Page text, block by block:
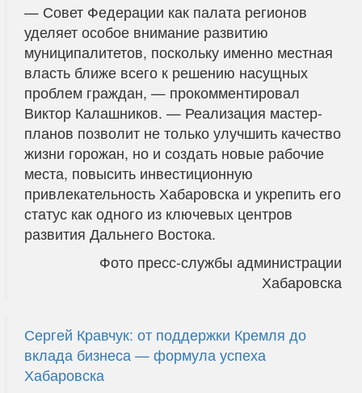
— Совет Федерации как палата регионов
уделяет особое внимание развитию
муниципалитетов, поскольку именно местная
власть ближе всего к решению насущных
проблем граждан, — прокомментировал
Виктор Калашников. — Реализация мастер-
планов позволит не только улучшить качество
жизни горожан, но и создать новые рабочие
места, повысить инвестиционную
привлекательность Хабаровска и укрепить его
статус как одного из ключевых центров
развития Дальнего Востока.
Фото пресс-службы администрации
Хабаровска
Сергей Кравчук: от поддержки Кремля до
вклада бизнеса — формула успеха
Хабаровска